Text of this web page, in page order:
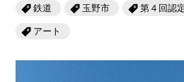
ふるさと散
鉄道 玉野市 第４回認
アート